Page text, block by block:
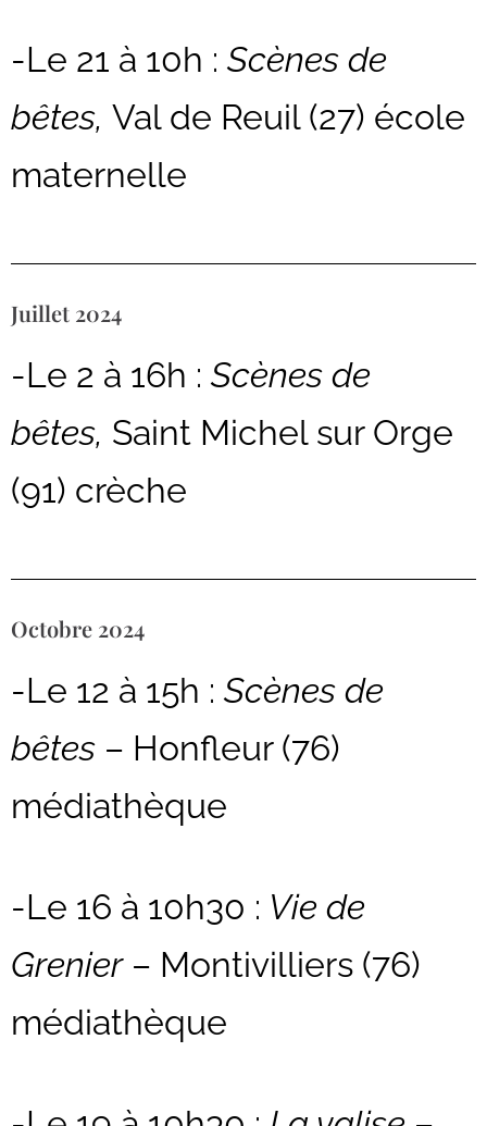
-Le 21 à 10h : Scènes de
bêtes, Val de Reuil (27) école
maternelle
Juillet 2024
-Le 2 à 16h : Scènes de
bêtes, Saint Michel sur Orge
(91) crèche
Octobre 2024
-Le 12 à 15h : Scènes de
bêtes – Honfleur (76)
médiathèque
-Le 16 à 10h30 : Vie de
Grenier– Montivilliers (76)
médiathèque